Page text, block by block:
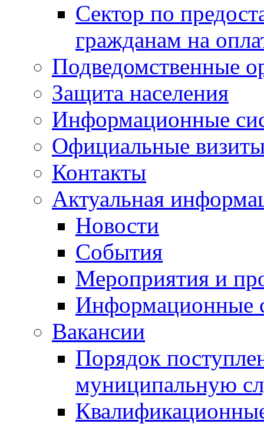
Сектор по
гражданам на
Подведомственные
Защита населения
Информационные
Официальные
Контакты
Актуальная
Новости
События
Мероприятия и
Информационные
Вакансии
Порядок
муниципальную